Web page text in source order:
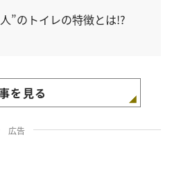
”のトイレの特徴とは!?
を見る
広告